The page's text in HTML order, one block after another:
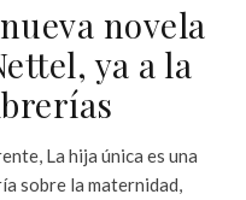
novela
ya a la
La hija única es una
sobre la maternidad,